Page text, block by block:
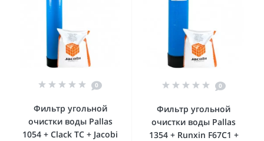
0
Фильтр угольной
очистки воды Pallas
1054 + Clack ТC + Jacobi
0
Фильтр угольной
очистки воды Pallas
1354 + Runxin F67C1 +